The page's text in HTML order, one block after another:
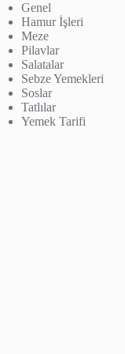
Genel
Hamur İşleri
Meze
Pilavlar
Salatalar
Sebze Yemekleri
Soslar
Tatlılar
Yemek Tarifi